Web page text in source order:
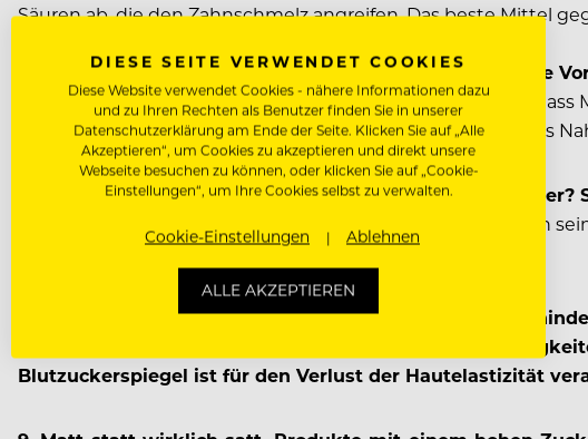
Säuren ab, die den Zahnschmelz angreifen. Das beste Mittel
6. Nicht anerzogen sondern angeboren.Dass Kindern die
um die Erde dreht. Also gar nicht. Es ist eine Tatsache
,
signalisiert evolutionsbiologisch die Unbedenklichkeit eines
7. Ist Honig gesünder als herkömmlicher Haushaltszucker?
enthält er auch Vitamine und Spurenelemente, doch durch
8. Zucker lässt dich nicht jünger aussehen.
Zucker
oder hofft, er könne durch den Verzehr von
Blutzuckerspiegel ist für den Verlust der Hautelastizität
DIESE SEITE VERWENDET COOKIES
Diese Website verwendet Cookies - nähere Informationen dazu
und zu Ihren Rechten als Benutzer finden Sie in unserer
Datenschutzerklärung am Ende der Seite. Klicken Sie auf „Alle
Akzeptieren“, um Cookies zu akzeptieren und direkt unsere
Webseite besuchen zu können, oder klicken Sie auf „Cookie-
Einstellungen“, um Ihre Cookies selbst zu verwalten.
Cookie-Einstellungen Ablehnen
ALLE AKZEPTIEREN